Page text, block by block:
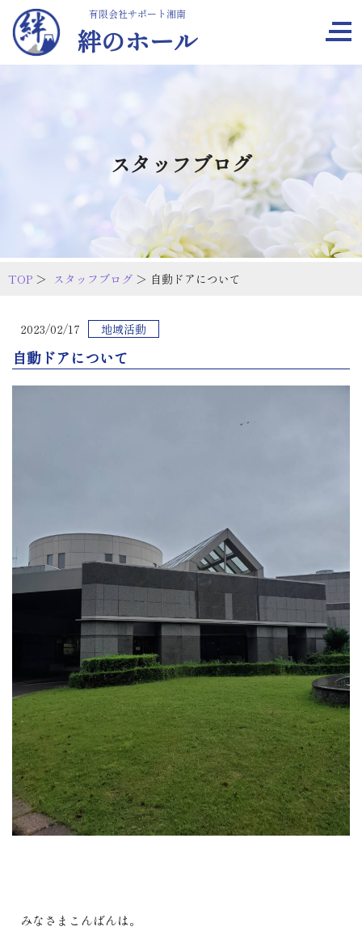
有限会社サポート湘南
絆のホール
スタッフブログ
TOP ＞ スタッフブログ ＞ 自動ドアについて
2023/02/17 地域活動
自動ドアについて
みなさまこんばんは。